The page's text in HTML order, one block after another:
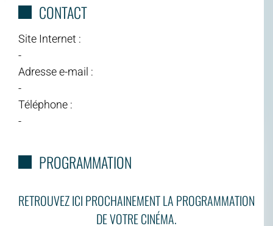
CONTACT
Site Internet :
-
Adresse e-mail :
-
Téléphone :
-
PROGRAMMATION
RETROUVEZ ICI PROCHAINEMENT LA PROGRAMMATION
DE VOTRE CINÉMA.